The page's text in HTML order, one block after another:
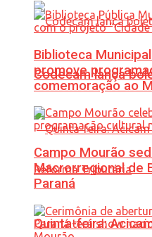
Codecam lança
Quinta-feira:
Biblioteca
promove
comemoração ao
Campo Mourão
Macrorregional de
Paraná